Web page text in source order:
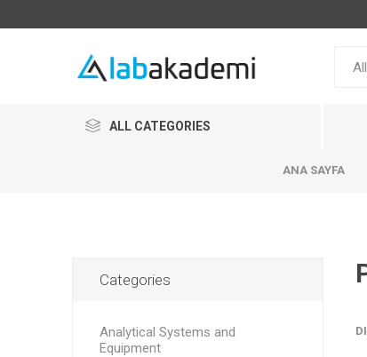
ALL CATEGORIES
ANA SAYFA
Categories
Analytical Systems and
Equipment